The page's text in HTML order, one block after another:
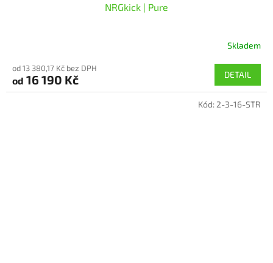
NRGkick | Pure
produktu
je
5,0
Skladem
od 13 380,17 Kč bez DPH
od 16 190 Kč DETAIL
Kód: 2-3-16-STR